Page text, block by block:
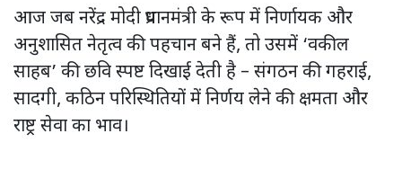
आज जब नरेंद्र मोदी प्रधानमंत्री के रूप में निर्णायक और
अनुशासित नेतृत्व की पहचान बने हैं, तो उसमें ‘वकील
साहब’ की छवि स्पष्ट दिखाई देती है – संगठन की गहराई,
सादगी, कठिन परिस्थितियों में निर्णय लेने की क्षमता और
राष्ट्र सेवा का भाव।